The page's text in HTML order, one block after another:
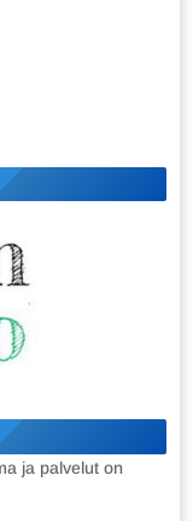
ja palvelut on